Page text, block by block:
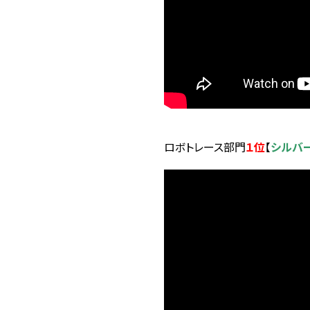
ロボトレース部門１位【シルバ